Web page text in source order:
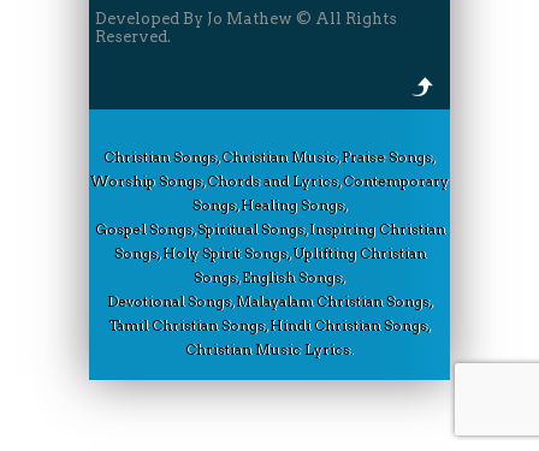
Developed By Jo Mathew © All Rights
Reserved.
Christian Songs, Christian Music, Praise Songs,
Worship Songs, Chords and Lyrics, Contemporary
Songs, Healing Songs,
Gospel Songs, Spiritual Songs, Inspiring Christian
Songs, Holy Spirit Songs, Uplifting Christian
Songs, English Songs,
Devotional Songs, Malayalam Christian Songs,
Tamil Christian Songs, Hindi Christian Songs,
Christian Music Lyrics.